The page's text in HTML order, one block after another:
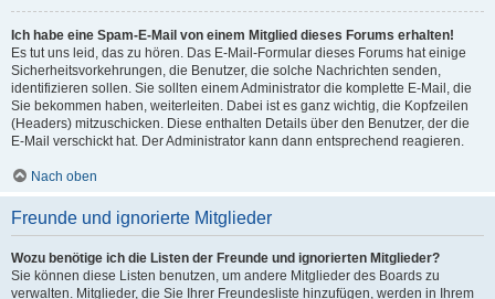
Ich habe eine Spam-E-Mail von einem Mitglied dieses Forums erhalten!
Es tut uns leid, das zu hören. Das E-Mail-Formular dieses Forums hat einige
Sicherheitsvorkehrungen, die Benutzer, die solche Nachrichten senden,
identifizieren sollen. Sie sollten einem Administrator die komplette E-Mail, die
Sie bekommen haben, weiterleiten. Dabei ist es ganz wichtig, die Kopfzeilen
(Headers) mitzuschicken. Diese enthalten Details über den Benutzer, der die
E-Mail verschickt hat. Der Administrator kann dann entsprechend reagieren.
Nach oben
Freunde und ignorierte Mitglieder
Wozu benötige ich die Listen der Freunde und ignorierten Mitglieder?
Sie können diese Listen benutzen, um andere Mitglieder des Boards zu
verwalten. Mitglieder, die Sie Ihrer Freundesliste hinzufügen, werden in Ihrem